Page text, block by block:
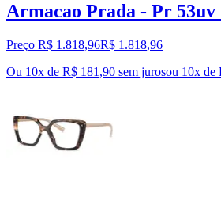
Armacao Prada - Pr 53uv
Preço R$ 1.818,96R$ 1.818,96
Ou 10x de R$ 181,90 sem jurosou 10x de